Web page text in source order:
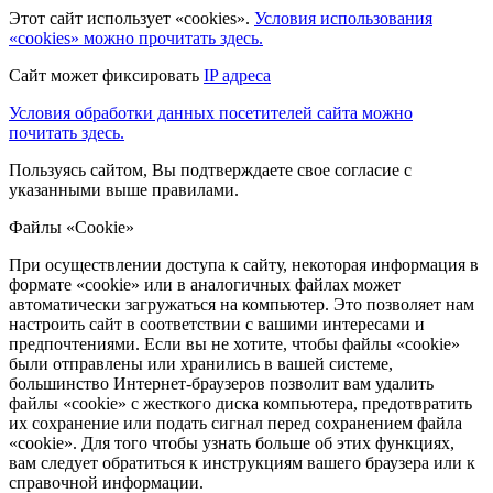
Этот сайт использует «cookies». Условия использования
«cookies» можно прочитать здесь.
Сайт может фиксировать IP адреса
Условия обработки данных посетителей сайта можно
почитать здесь.
Пользуясь сайтом, Вы подтверждаете свое согласие с
указанными выше правилами.
Файлы «Cookie»
При осуществлении доступа к сайту, некоторая информация в
формате «cookie» или в аналогичных файлах может
автоматически загружаться на компьютер. Это позволяет нам
настроить сайт в соответствии с вашими интересами и
предпочтениями. Если вы не хотите, чтобы файлы «cookie»
были отправлены или хранились в вашей системе,
большинство Интернет-браузеров позволит вам удалить
файлы «cookie» с жесткого диска компьютера, предотвратить
их сохранение или подать сигнал перед сохранением файла
«cookie». Для того чтобы узнать больше об этих функциях,
вам следует обратиться к инструкциям вашего браузера или к
справочной информации.